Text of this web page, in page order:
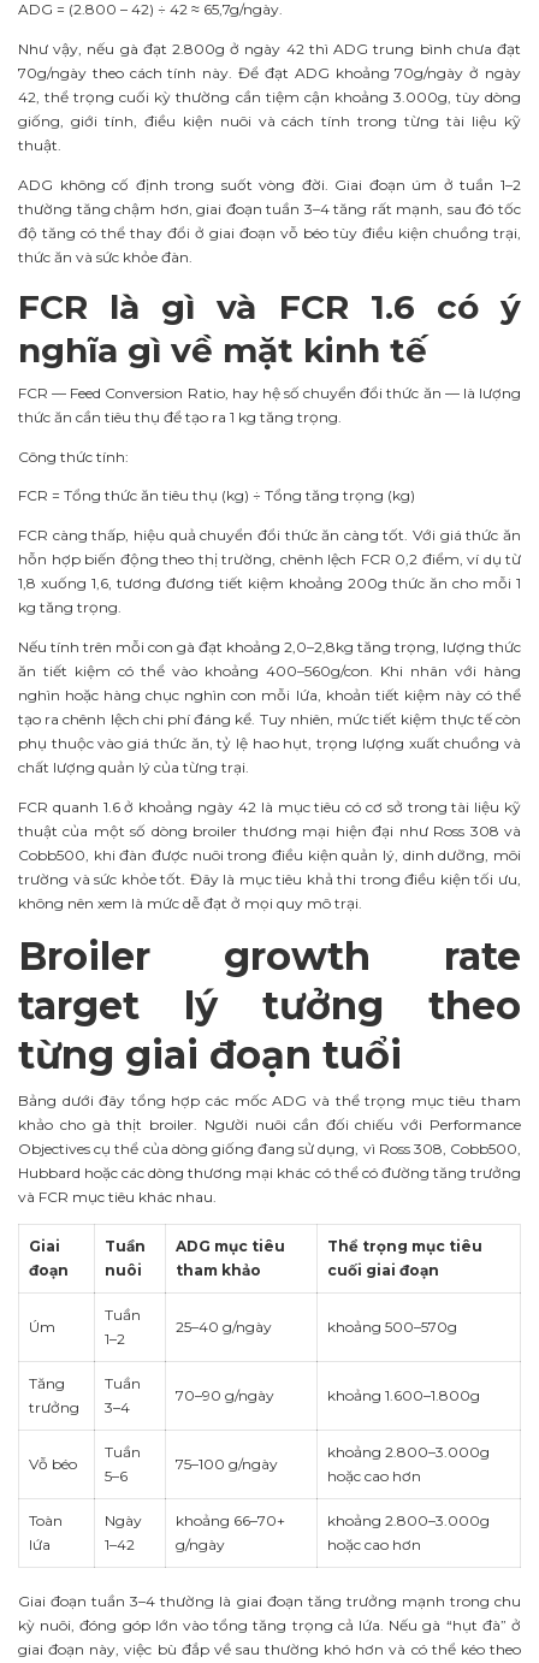
ADG = (2.800 – 42) ÷ 42 ≈ 65,7g/ngày.
Như vậy, nếu gà đạt 2.800g ở ngày 42 thì ADG trung bình chưa đạt
70g/ngày theo cách tính này. Để đạt ADG khoảng 70g/ngày ở ngày
42, thể trọng cuối kỳ thường cần tiệm cận khoảng 3.000g, tùy dòng
giống, giới tính, điều kiện nuôi và cách tính trong từng tài liệu kỹ
thuật.
ADG không cố định trong suốt vòng đời. Giai đoạn úm ở tuần 1–2
thường tăng chậm hơn, giai đoạn tuần 3–4 tăng rất mạnh, sau đó tốc
độ tăng có thể thay đổi ở giai đoạn vỗ béo tùy điều kiện chuồng trại,
thức ăn và sức khỏe đàn.
FCR là gì và FCR 1.6 có ý
nghĩa gì về mặt kinh tế
FCR — Feed Conversion Ratio, hay hệ số chuyển đổi thức ăn — là lượng
thức ăn cần tiêu thụ để tạo ra 1 kg tăng trọng.
Công thức tính:
FCR = Tổng thức ăn tiêu thụ (kg) ÷ Tổng tăng trọng (kg)
FCR càng thấp, hiệu quả chuyển đổi thức ăn càng tốt. Với giá thức ăn
hỗn hợp biến động theo thị trường, chênh lệch FCR 0,2 điểm, ví dụ từ
1,8 xuống 1,6, tương đương tiết kiệm khoảng 200g thức ăn cho mỗi 1
kg tăng trọng.
Nếu tính trên mỗi con gà đạt khoảng 2,0–2,8kg tăng trọng, lượng thức
ăn tiết kiệm có thể vào khoảng 400–560g/con. Khi nhân với hàng
nghìn hoặc hàng chục nghìn con mỗi lứa, khoản tiết kiệm này có thể
tạo ra chênh lệch chi phí đáng kể. Tuy nhiên, mức tiết kiệm thực tế còn
phụ thuộc vào giá thức ăn, tỷ lệ hao hụt, trọng lượng xuất chuồng và
chất lượng quản lý của từng trại.
FCR quanh 1.6 ở khoảng ngày 42 là mục tiêu có cơ sở trong tài liệu kỹ
thuật của một số dòng broiler thương mại hiện đại như Ross 308 và
Cobb500, khi đàn được nuôi trong điều kiện quản lý, dinh dưỡng, môi
trường và sức khỏe tốt. Đây là mục tiêu khả thi trong điều kiện tối ưu,
không nên xem là mức dễ đạt ở mọi quy mô trại.
Broiler growth rate
target lý tưởng theo
từng giai đoạn tuổi
Bảng dưới đây tổng hợp các mốc ADG và thể trọng mục tiêu tham
khảo cho gà thịt broiler. Người nuôi cần đối chiếu với Performance
Objectives cụ thể của dòng giống đang sử dụng, vì Ross 308, Cobb500,
Hubbard hoặc các dòng thương mại khác có thể có đường tăng trưởng
và FCR mục tiêu khác nhau.
Giai
đoạn
Tuần
nuôi
ADG mục tiêu
tham khảo
Thể trọng mục tiêu
cuối giai đoạn
Úm
Tuần
1–2
25–40 g/ngày khoảng 500–570g
Tăng
trưởng
Tuần
3–4
70–90 g/ngày khoảng 1.600–1.800g
Vỗ béo
Tuần
5–6
75–100 g/ngày
khoảng 2.800–3.000g
hoặc cao hơn
Toàn
lứa
Ngày
1–42
khoảng 66–70+
g/ngày
khoảng 2.800–3.000g
hoặc cao hơn
Giai đoạn tuần 3–4 thường là giai đoạn tăng trưởng mạnh trong chu
kỳ nuôi, đóng góp lớn vào tổng tăng trọng cả lứa. Nếu gà “hụt đà” ở
giai đoạn này, việc bù đắp về sau thường khó hơn và có thể kéo theo